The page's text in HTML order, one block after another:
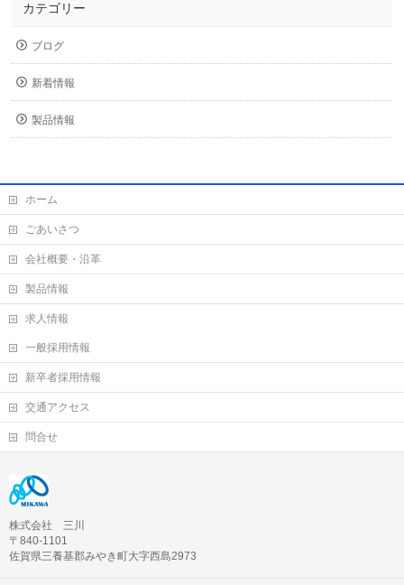
カテゴリー
ブログ
新着情報
製品情報
ホーム
ごあいさつ
会社概要・沿革
製品情報
求人情報
一般採用情報
新卒者採用情報
交通アクセス
問合せ
株式会社 三川
〒840-1101
佐賀県三養基郡みやき町大字西島2973